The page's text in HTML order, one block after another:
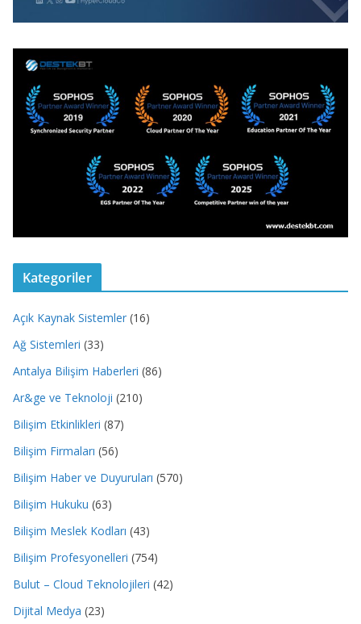
Kategoriler
Açık Kaynak Sistemler (16)
Ağ Sistemleri (33)
Antalya Bilişim Haberleri (86)
Ar&ge ve Teknoloji (210)
Bilişim Etkinlikleri (87)
Bilişim Firmaları (56)
Bilişim Haber ve Duyuruları (570)
Bilişim Hukuku (63)
Bilişim Meslek Kodları (43)
Bilişim Profesyonelleri (754)
Bulut – Cloud Teknolojileri (42)
Dijital Medya (23)